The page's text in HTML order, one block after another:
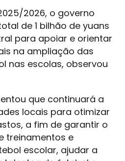
2026, o governo
de 1 bilhão de yuans
para apoiar e orientar
na ampliação das
nas escolas, observou
que continuará a
locais para otimizar
a fim de garantir o
treinamentos e
escolar, ajudar a